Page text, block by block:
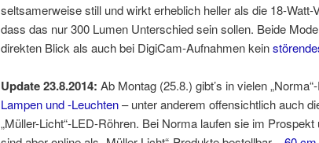
seltsamerweise still und wirkt erheblich heller als die 18-Watt-
dass das nur 300 Lumen Unterschied sein sollen. Beide
direkten Blick als auch bei DigiCam-Aufnahmen kein
Update 23.8.2014: Ab Montag (25.8.) gibt’s in vielen
Lampen und -Leuchten– unter anderem offensichtlich auch
„Müller-Licht“-LED-Röhren. Bei Norma laufen sie im Prospekt